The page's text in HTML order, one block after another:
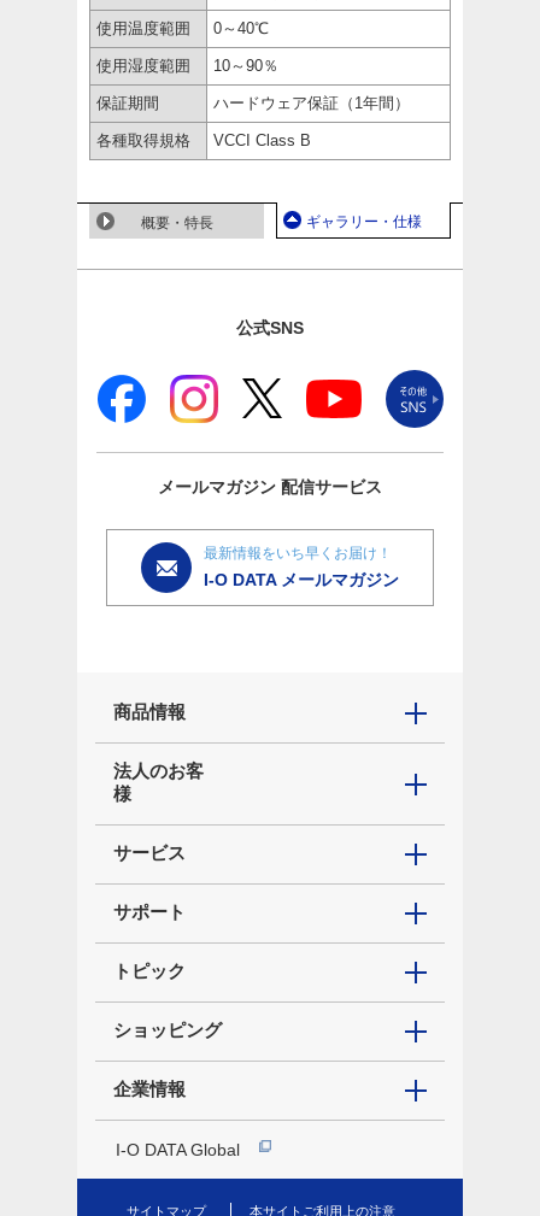
使用温度範囲 0～40℃
使用湿度範囲 10～90％
保証期間 ハードウェア保証（1年間）
各種取得規格 VCCI Class B
概要・特長 ギャラリー・仕様
公式SNS
メールマガジン 配信サービス
最新情報をいち早くお届け！
I-O DATA メールマガジン
商品情報
法人のお客
様
サービス
サポート
トピック
ショッピング
企業情報
I-O DATA Global
サイトマップ 本サイトご利用上の注意